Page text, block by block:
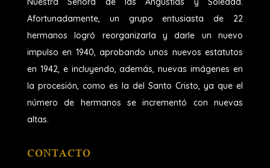
Afortunadamente, un grupo entusiasta de 22
hermanos logró reorganizarla y darle un nuevo
impulso en 1940, aprobando unos nuevos estatutos
en 1942, e incluyendo, además, nuevas imágenes en
la procesión, como es la del Santo Cristo, ya que el
número de hermanos se incrementó con nuevas
altas.
CONTACTO